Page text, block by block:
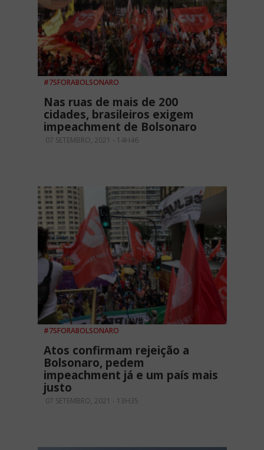
#7SFORABOLSONARO
Nas ruas de mais de 200
cidades, brasileiros exigem
impeachment de Bolsonaro
07 SETEMBRO, 2021 - 14H46
#7SFORABOLSONARO
Atos confirmam rejeição a
Bolsonaro, pedem
impeachment já e um país mais
justo
07 SETEMBRO, 2021 - 13H35